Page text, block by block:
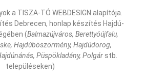
a TISZA-TÓ WEBDESIGN alapítója.
Debrecen, honlap készítés Hajdú-
(Balmazújváros, Berettyóújfalu,
Hajdúböszörmény, Hajdúdorog,
Püspökladány, Polgár stb.
településeken)